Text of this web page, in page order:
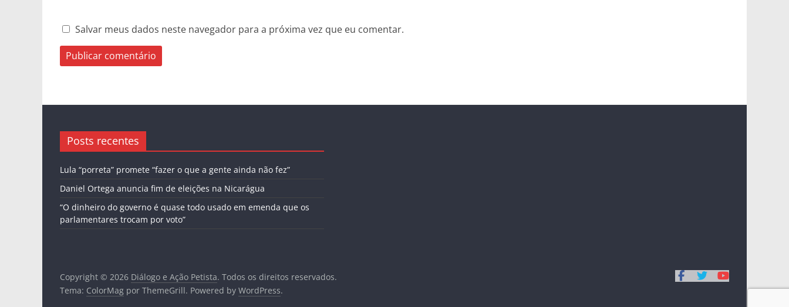
Salvar meus dados neste navegador para a próxima vez que eu comentar.
Posts recentes
Lula “porreta” promete “fazer o que a gente ainda não fez”
Daniel Ortega anuncia fim de eleições na Nicarágua
“O dinheiro do governo é quase todo usado em emenda que os
parlamentares trocam por voto”
Copyright © 2026 Diálogo e Ação Petista. Todos os direitos reservados.
Tema: ColorMag por ThemeGrill. Powered by WordPress.